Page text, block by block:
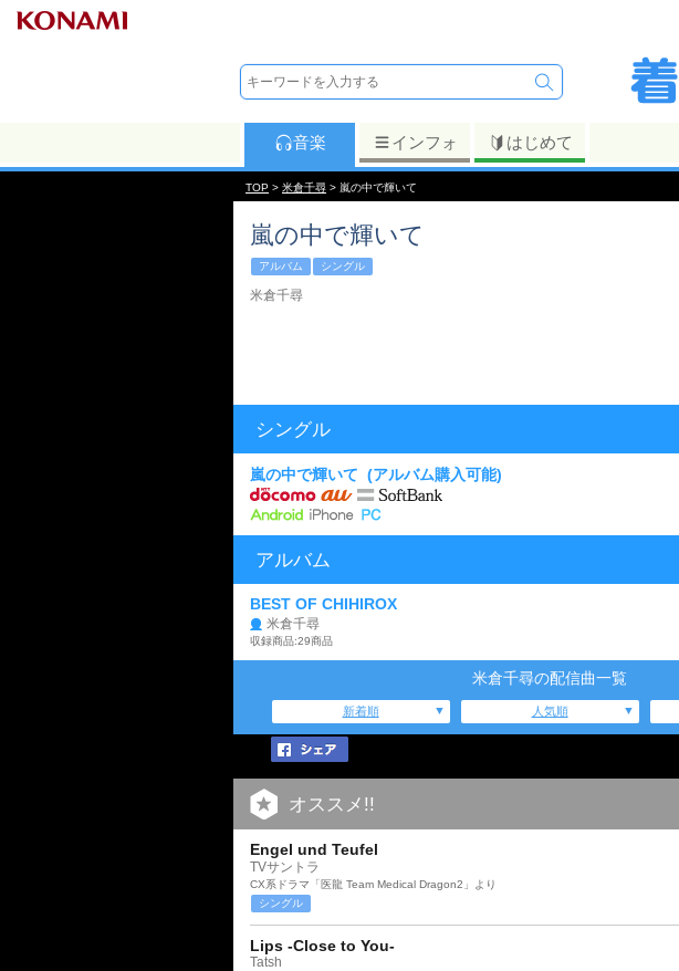
音楽 インフォ はじめて
TOP > 米倉千尋 > 嵐の中で輝いて
嵐の中で輝いて
アルバム シングル
米倉千尋
シングル
嵐の中で輝いて (アルバム購入可能)
アルバム
BEST OF CHIHIROX
米倉千尋
収録商品:29商品
米倉千尋の配信曲一覧
新着順 人気順
オススメ!!
Engel und Teufel
TVサントラ
CX系ドラマ「医龍 Team Medical Dragon2」より
シングル
Lips -Close to You-
Tatsh